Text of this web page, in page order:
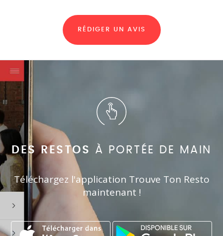
RÉDIGER UN AVIS
DES RESTOS À PORTÉE DE MAIN
Téléchargez l'application Trouve Ton Resto
maintenant !